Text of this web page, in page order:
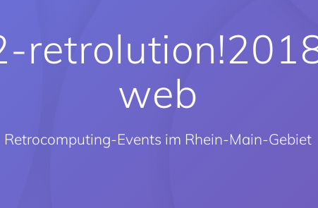
web
Retrocomputing-Events im Rhein-Main-Gebiet